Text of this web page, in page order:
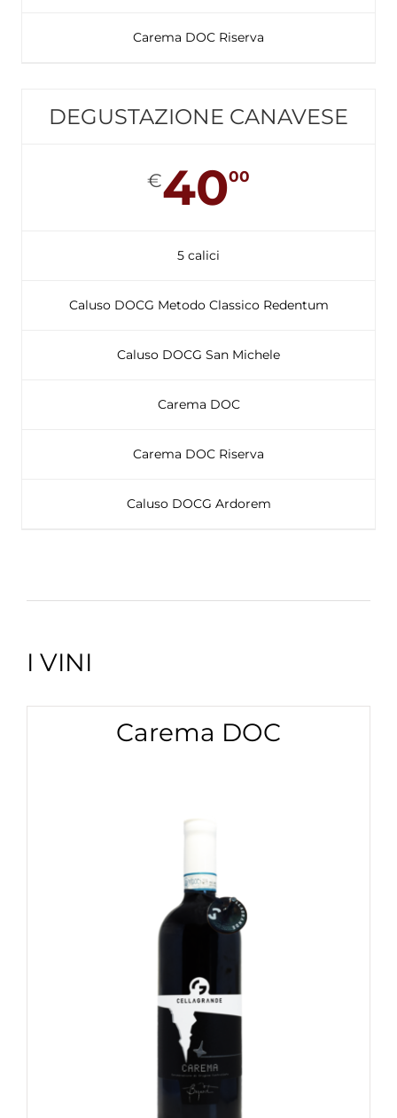
Carema DOC Riserva
DEGUSTAZIONE CANAVESE
€4000
5 calici
Caluso DOCG Metodo Classico Redentum
Caluso DOCG San Michele
Carema DOC
Carema DOC Riserva
Caluso DOCG Ardorem
I VINI
Carema DOC